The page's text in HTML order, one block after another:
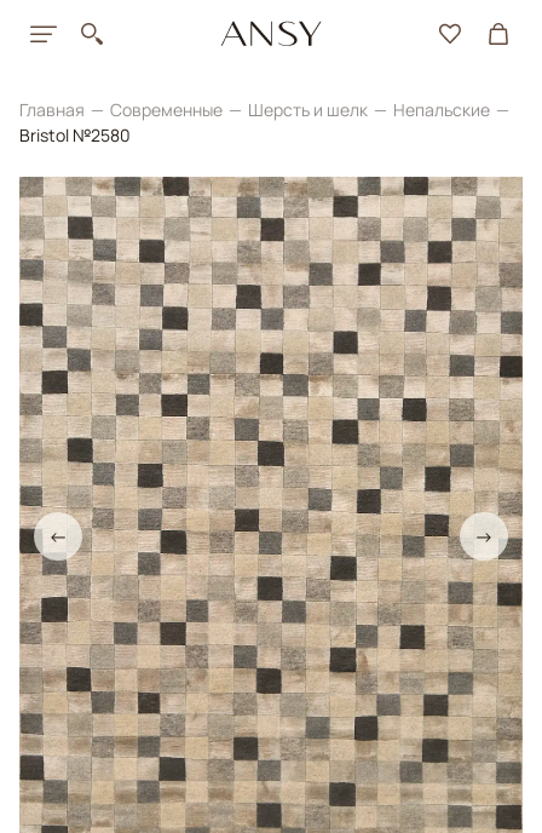
Главная Современные Шерсть и шелк
Непальские
Bristol №2580
← →